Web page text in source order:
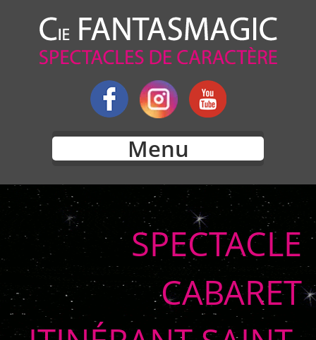
Menu
SPECTACLE
CABARET